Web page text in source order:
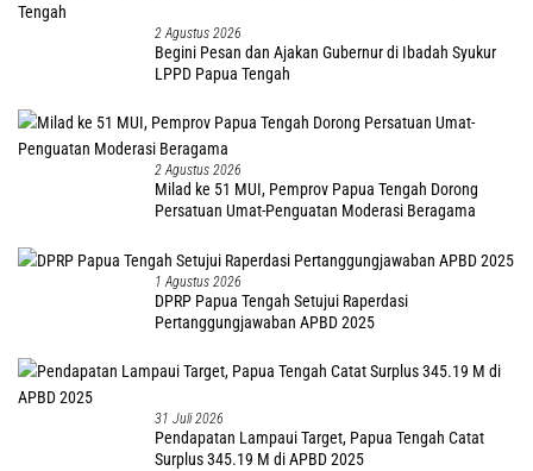
2 Agustus 2026
Begini Pesan dan Ajakan Gubernur di Ibadah Syukur
LPPD Papua Tengah
2 Agustus 2026
Milad ke 51 MUI, Pemprov Papua Tengah Dorong
Persatuan Umat-Penguatan Moderasi Beragama
1 Agustus 2026
DPRP Papua Tengah Setujui Raperdasi
Pertanggungjawaban APBD 2025
31 Juli 2026
Pendapatan Lampaui Target, Papua Tengah Catat
Surplus 345.19 M di APBD 2025